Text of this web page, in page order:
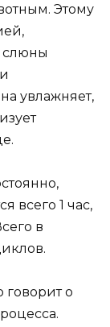
Этому
слюны
увлажняет,
всего 1 час,
в
говорит о